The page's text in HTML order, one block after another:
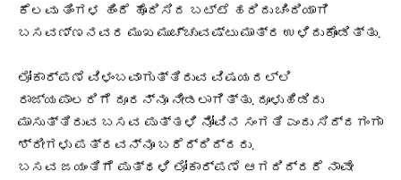
ಕೆಲವು ತಿಂಗಳ ಹಿಂದೆ ಹೊದಿಸಿದ ಬಟ್ಟೆ ಹರಿದು ಚಿಂದಿಯಾಗಿ
ಬಸವಣ್ಣನವರ ಮುಖ ಮುಚ್ಚುವಷ್ಟು ಮಾತ್ರ ಉಳಿದುಕೊಂಡಿತ್ತು.
ಲೋಕಾರ್ಪಣೆ ವಿಳಂಬವಾಗುತ್ತಿರುವ ವಿಷಯದಲ್ಲಿ
ರಾಜ್ಯಪಾಲರಿಗೆ ದೂರನ್ನೂ ನೀಡಲಾಗಿತ್ತು. ದೂಳುಹಿಡಿದು
ಮಾಸುತ್ತಿರುವ ಬಸವ ಪುತ್ತಳಿ ನೋವಿನ ಸಂಗತಿ ಎಂದು ಸಿದ್ದಗಂಗಾ
ಶ್ರೀಗಳು ಪತ್ರವನ್ನೂ ಬರೆದ್ದಿದ್ದರು.
ಬಸವ ಜಯಂತಿಗೆ ಪುತ್ಥಳಿ ಲೋಕಾರ್ಪಣೆ ಆಗದಿದ್ದರೆ ನಾವೇ